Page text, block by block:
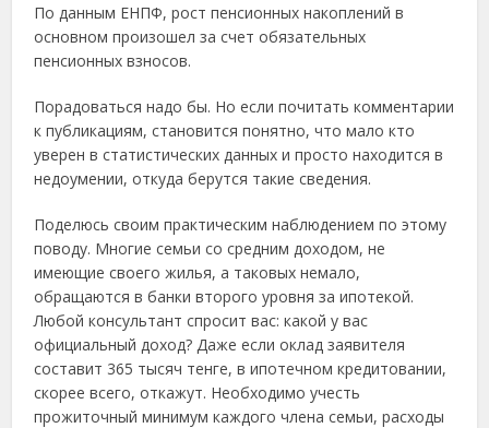
По данным ЕНПФ, рост пенсионных накоплений в
основном произошел за счет обязательных
пенсионных взносов.
Порадоваться надо бы. Но если почитать комментарии
к публикациям, становится понятно, что мало кто
уверен в статистических данных и просто находится в
недоумении, откуда берутся такие сведения.
Поделюсь своим практическим наблюдением по этому
поводу. Многие семьи со средним доходом, не
имеющие своего жилья, а таковых немало,
обращаются в банки второго уровня за ипотекой.
Любой консультант спросит вас: какой у вас
официальный доход? Даже если оклад заявителя
составит 365 тысяч тенге, в ипотечном кредитовании,
скорее всего, откажут. Необходимо учесть
прожиточный минимум каждого члена семьи, расходы